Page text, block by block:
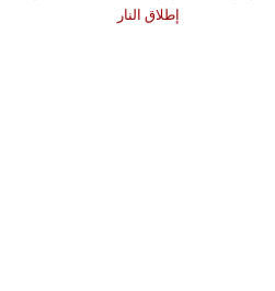
إطلاق النار